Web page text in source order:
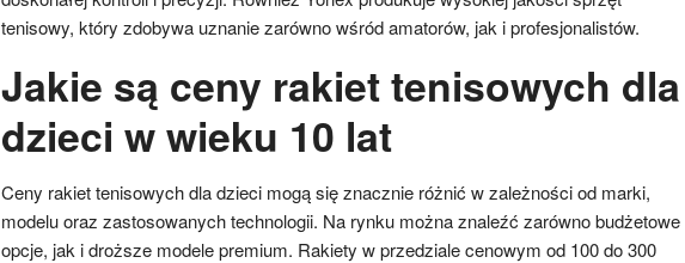
tenisowy, który zdobywa uznanie zarówno wśród amatorów, jak i profesjonalistów.
Jakie są ceny rakiet tenisowych dla
dzieci w wieku 10 lat
Ceny rakiet tenisowych dla dzieci mogą się znacznie różnić w zależności od marki,
modelu oraz zastosowanych technologii. Na rynku można znaleźć zarówno budżetowe
opcje, jak i droższe modele premium. Rakiety w przedziale cenowym od 100 do 300